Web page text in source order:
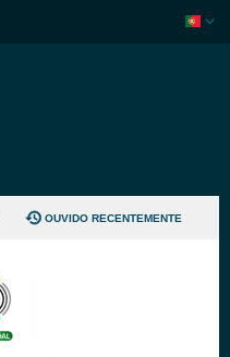
OUVIDO RECENTEMENTE